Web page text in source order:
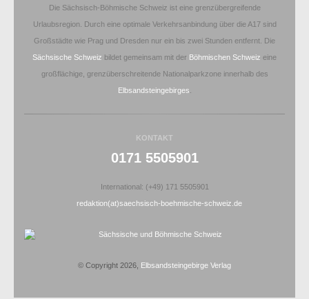
Die Sächsisch-Böhmische Schweiz ist eine grenzübergreifende
Urlaubsregion. Durch eine optimale Verkehrsanbindung über die A17 sind
Großstädte wie Prag und Dresden nur ein bis zwei Stunden entfernt. Die
Sächsische Schweiz bildet gemeinsam mit der Böhmischen Schweiz eine
großflächige, grenzüberschreitende Nationalparkzone innerhalb des
Elbsandsteingebirges
KONTAKT
0171 5505901
International: (+49) 171 5505901
redaktion(at)saechsisch-boehmische-schweiz.de
© Copyright 2026, Elbsandsteingebirge Verlag